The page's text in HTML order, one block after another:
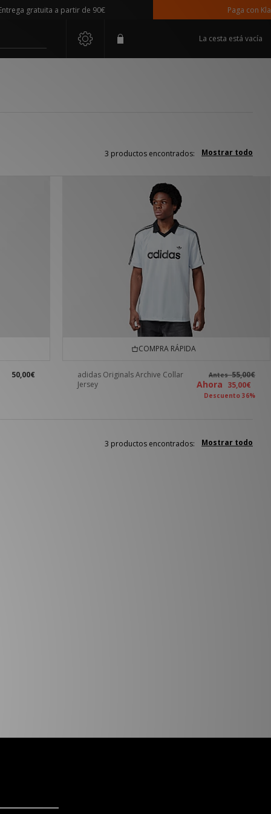
gratuita a partir de 90€ Paga con Klarna
La cesta está vacía
Mostrar todo
3 productos encontrados:
50,00€
COMPRA RÁPIDA
adidas Originals Archive Collar
Jersey
Antes55,00€
Ahora 35,00€
Descuento 36%
Mostrar todo
3 productos encontrados: